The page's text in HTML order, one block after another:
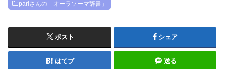
pariさんの「オーラソーマ辞書」
ポスト シェア
はてブ 送る